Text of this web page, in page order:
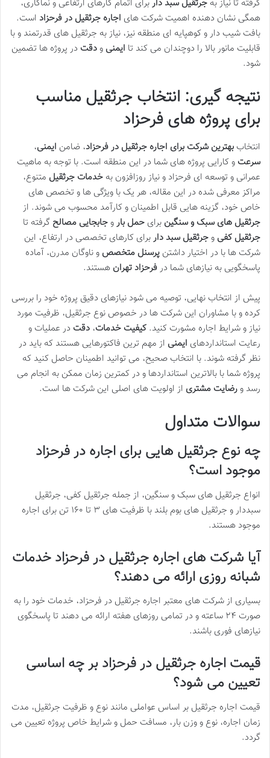
گرفته تا نیاز به جرثقیل سبد داربرای اتمام کارهای ارتفاعی و نماکاری،
همگی نشان دهنده اهمیت شرکت های اجاره جرثقیل در فرحزاد است.
بافت شیب دار و کوهپایه ای منطقه نیز، نیاز به جرثقیل های قدرتمند و با
قابلیت مانور بالا را دوچندان می کند تا ایمنی و دقت در پروژه ها تضمین
شود.
نتیجه گیری: انتخاب جرثقیل مناسب
برای پروژه های فرحزاد
انتخاب بهترین شرکت برای اجاره جرثقیل در فرحزاد، ضامن ایمنی،
سرعت و کارایی پروژه های شما در این منطقه است. با توجه به ماهیت
عمرانی و توسعه ای فرحزاد و نیاز روزافزون به خدمات جرثقیل متنوع،
مراکز معرفی شده در این مقاله، هر یک با ویژگی ها و تخصص های
خاص خود، گزینه هایی قابل اطمینان و کارآمد محسوب می شوند. از
جرثقیل های سبک و سنگین برای حمل بارو جابجایی مصالح گرفته تا
جرثقیل کفی و جرثقیل سبد داربرای کارهای تخصصی در ارتفاع، این
شرکت ها با در اختیار داشتن پرسنل متخصص و ناوگان مدرن، آماده
پاسخگویی به نیازهای شما درفرحزاد تهران هستند.
پیش از انتخاب نهایی، توصیه می شود نیازهای دقیق پروژه خود را بررسی
کرده و با مشاوران این شرکت ها در خصوص نوع جرثقیل، ظرفیت مورد
نیاز و شرایط اجاره مشورت کنید. کیفیت خدمات، دقت در عملیات و
رعایت استانداردهای ایمنی از مهم ترین فاکتورهایی هستند که باید در
نظر گرفته شوند. با انتخاب صحیح، می توانید اطمینان حاصل کنید که
پروژه شما با بالاترین استانداردها و در کمترین زمان ممکن به انجام می
رسد و رضایت مشتری از اولویت های اصلی این شرکت ها است.
سوالات متداول
چه نوع جرثقیل هایی برای اجاره در فرحزاد
موجود است؟
انواع جرثقیل های سبک و سنگین، از جمله جرثقیل کفی، جرثقیل
سبددار و جرثقیل های بوم بلند با ظرفیت های ۳ تا ۱۶۰ تن برای اجاره
موجود هستند.
آیا شرکت های اجاره جرثقیل در فرحزاد خدمات
شبانه روزی ارائه می دهند؟
بسیاری از شرکت های معتبر اجاره جرثقیل در فرحزاد، خدمات خود را به
صورت ۲۴ ساعته و در تمامی روزهای هفته ارائه می دهند تا پاسخگوی
نیازهای فوری باشند.
قیمت اجاره جرثقیل در فرحزاد بر چه اساسی
تعیین می شود؟
قیمت اجاره جرثقیل بر اساس عواملی مانند نوع و ظرفیت جرثقیل، مدت
زمان اجاره، نوع و وزن بار، مسافت حمل و شرایط خاص پروژه تعیین می
گردد.